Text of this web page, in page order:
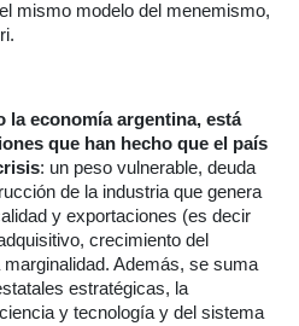
mismo modelo del menemismo,
la economía argentina, está
que han hecho que el país
: un peso vulnerable, deuda
de la industria que genera
y exportaciones (es decir
crecimiento del
Además, se suma
estratégicas, la
y tecnología y del sistema